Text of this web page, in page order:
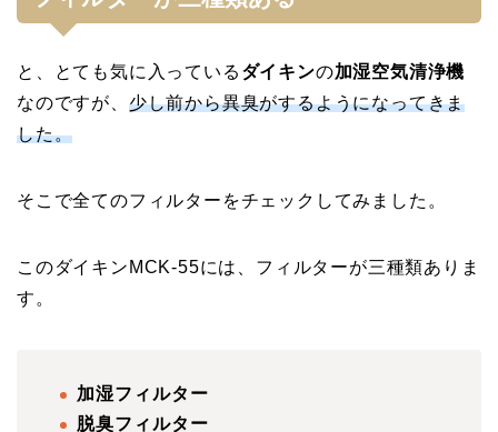
と、とても気に入っている ダイキンの加湿空気清浄機
なのですが、 少し前から異臭がするようになってきま
した。
そこで全てのフィルターをチェックしてみました。
このダイキンMCK-55には、フィルターが三種類ありま
す。
加湿フィルター
脱臭フィルター